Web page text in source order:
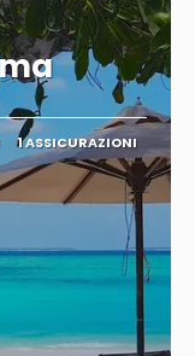
1 ASSICURAZIONI